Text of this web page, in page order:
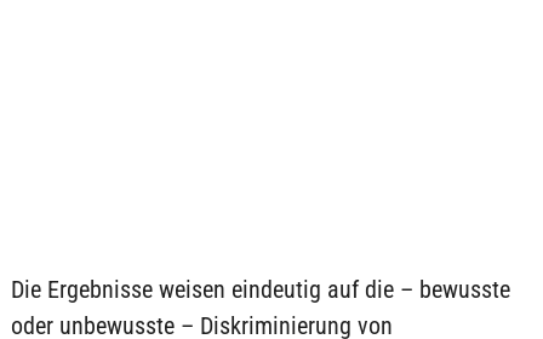
Die Ergebnisse weisen eindeutig auf die – bewusste
oder unbewusste – Diskriminierung von